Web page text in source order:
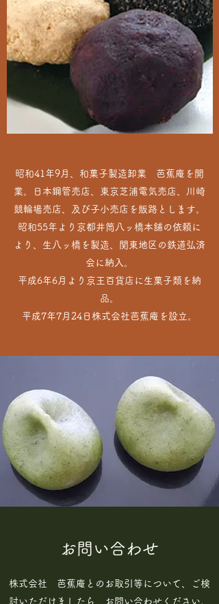
昭和41年9月、和菓子製造卸業 芭蕉庵を開
業。日本鋼管売店、東京芝浦電気売店、川崎
競輪場売店、及び子小売店を販路とします。
昭和55年より京都井筒八ッ橋本舗の依頼に
より、生八ッ橋を製造、関東地区の鉄道弘済
会に納入。
平成6年6月より京王百貨店に生菓子類を納
品。
​平成7年7月24日株式会社芭蕉庵を設立。
お問い合わせ
株式会社 芭蕉庵とのお取引等について、ご検
討いただけましたら、お問い合わせください。